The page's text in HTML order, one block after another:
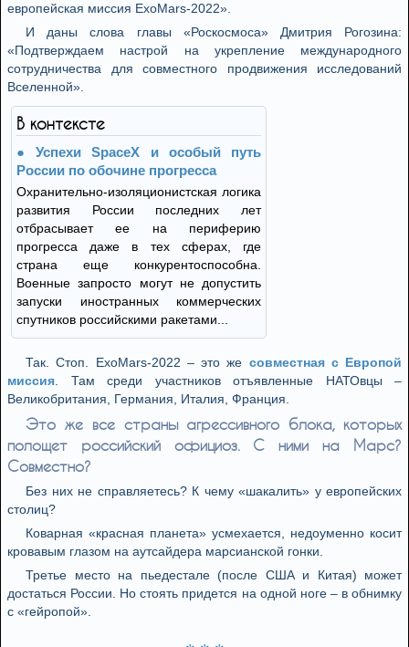
европейская миссия ExoMars-2022».
И даны слова главы «Роскосмоса» Дмитрия Рогозина:
«Подтверждаем настрой на укрепление международного
сотрудничества для совместного продвижения исследований
Вселенной».
В контексте
Успехи SpaceX и особый путь
России по обочине прогресса
Охранительно-изоляционистская логика
развития России последних лет
отбрасывает ее на периферию
прогресса даже в тех сферах, где
страна еще конкурентоспособна.
Военные запросто могут не допустить
запуски иностранных коммерческих
спутников российскими ракетами...
Так. Стоп. ExoMars-2022 – это же совместная с Европой
миссия . Там среди участников отъявленные НАТОвцы –
Великобритания, Германия, Италия, Франция.
Это же все страны агрессивного блока, которых
полощет российский официоз. С ними на Марс?
Совместно?
Без них не справляетесь? К чему «шакалить» у европейских
столиц?
Коварная «красная планета» усмехается, недоуменно косит
кровавым глазом на аутсайдера марсианской гонки.
Третье место на пьедестале (после США и Китая) может
достаться России. Но стоять придется на одной ноге – в обнимку
с «гейропой».